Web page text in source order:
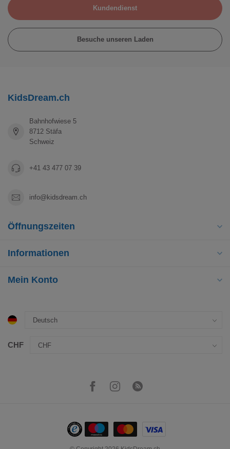
Kundendienst
Besuche unseren Laden
KidsDream.ch
Bahnhofwiese 5
8712 Stäfa
Schweiz
+41 43 477 07 39
info@kidsdream.ch
Öffnungszeiten
Informationen
Mein Konto
CHF